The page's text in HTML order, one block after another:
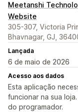
Meetanshi
Website
305-307, Victoria
Bhavnagar, GJ,
Lançada
6 de maio de 2026
Acesso aos dados
Esta aplicação
funcionar na sua
do programador.